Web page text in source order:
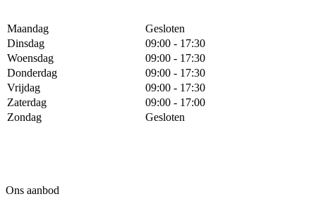
Maandag
Gesloten
Dinsdag
09:00 - 17:30
Woensdag
09:00 - 17:30
Donderdag
09:00 - 17:30
Vrijdag
09:00 - 17:30
Zaterdag
09:00 - 17:00
Zondag
Gesloten
Ons aanbod